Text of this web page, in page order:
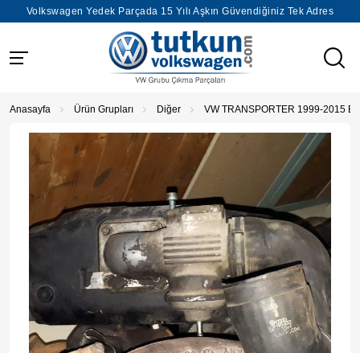
Volkswagen Yedek Parçada 15 Yılı Aşkın Güvendiğiniz Tek Adres
Anasayfa Ürün Grupları Diğer VW TRANSPORTER 1999-2015